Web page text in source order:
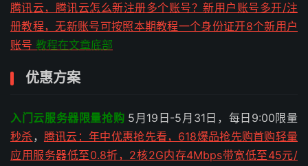
腾讯云，腾讯云怎么新注册多个账号？新用户账号多开/注
册教程，无新账号可按照本期教程一个身份证开8个新用户
账号 教程在文章底部
优惠方案
入门云服务器限量抢购 5月19日-5月31日，每日9:00限量
秒杀 ， 腾讯云：年中优惠抢先看，618爆品抢先购首购轻量
应用服务器低至0.8折，2核2G内存4Mbps带宽低至45元/